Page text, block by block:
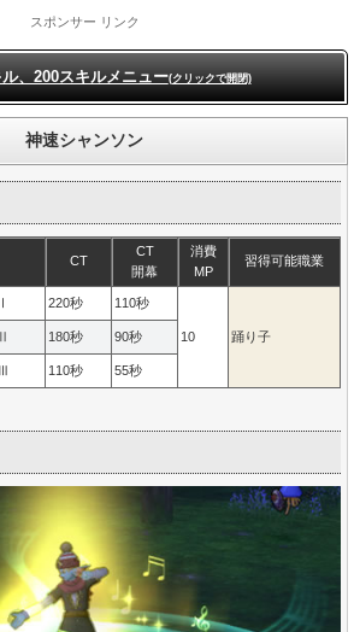
スポンサー リンク
、200スキルメニュー(クリックで開閉)
神速シャンソン
CT
CT
開幕
消費
MP
習得可能職業
220秒 110秒
10 踊り子
180秒 90秒
110秒 55秒